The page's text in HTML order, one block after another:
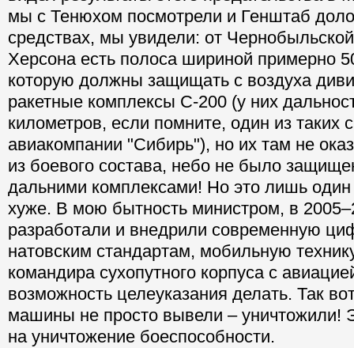
мы с Тенюхом посмотрели и Генштаб
средствах, мы увидели: от
Херсона есть полоса шириной примерно
которую должны защищать с воздуха
ракетные комплексы С-200 (у них
километров, если помните, один из таких
авиакомпании "Сибирь"), но их там не
из боевого состава, небо не было
дальними комплексами! Но это лишь
хуже. В мою бытность министром, в
разработали и внедрили современную
натовским стандартам, мобильную
командира сухопутного корпуса с
возможность целеуказания делать. Так
машины не просто вывели – уничтожили!
на уничтожение боеспособности.